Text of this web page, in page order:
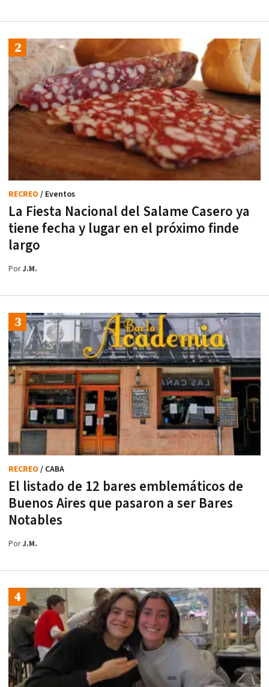
La Fiesta Nacional del Salame Casero ya
tiene fecha y lugar en el próximo finde
largo
RECREO / Eventos
PorJ.M.
El listado de 12 bares emblemáticos de
Buenos Aires que pasaron a ser Bares
Notables
RECREO / CABA
PorJ.M.